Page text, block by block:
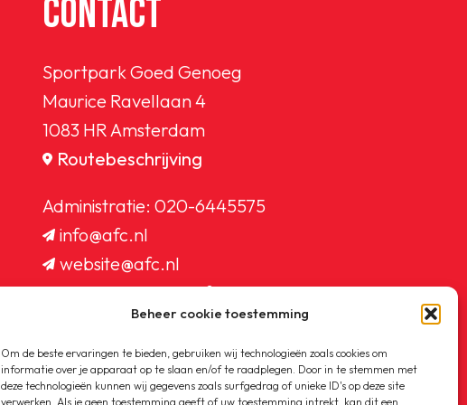
Beheer cookie toestemming
Om de beste ervaringen te bieden, gebruiken wij technologieën zoals cookies om
informatie over je apparaat op te slaan en/of te raadplegen. Door in te stemmen met
deze technologieën kunnen wij gegevens zoals surfgedrag of unieke ID's op deze site
verwerken. Als je geen toestemming geeft of uw toestemming intrekt, kan dit een
CONTACT
Sportpark Goed Genoeg
Maurice Ravellaan 4
1083 HR Amsterdam
Routebeschrijving
Administratie: 020-6445575
info@afc.nl
website@afc.nl
wedstrijdzaken@afc.nl
ledenadministratie@afc.nl